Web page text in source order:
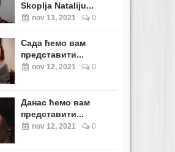
Skoplja Nataliju...
nov 13, 2021 0
Сада ћемо вам
представити...
nov 12, 2021 0
Данас ћемо вам
представити...
nov 12, 2021 0